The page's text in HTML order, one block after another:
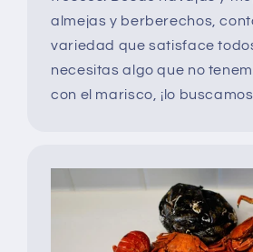
almejas y berberechos,
variedad que satisface
necesitas algo que no
con el marisco, ¡lo